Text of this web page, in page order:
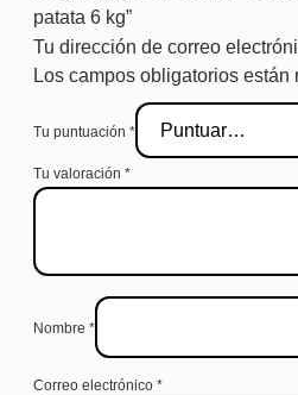
patata 6 kg”
Tu dirección de correo
Los campos obligatorios están
Tu puntuación *
Tu valoración *
Nombre *
Correo electrónico *